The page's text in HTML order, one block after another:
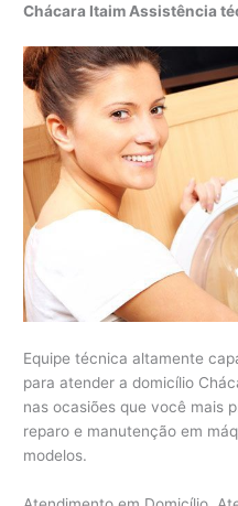
Chácara Itaim Assistência
Equipe técnica altamente
para atender a domicílio
nas ocasiões que você mais
reparo e manutenção em
modelos.